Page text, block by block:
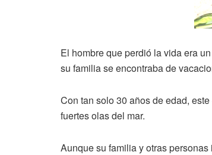
El hombre que perdió la vida era
su familia se encontraba de
Con tan solo 30 años de edad,
fuertes olas del mar.
Aunque su familia y otras